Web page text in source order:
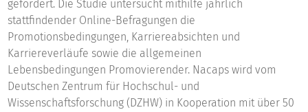
gefördert. Die Studie untersucht mithilfe jährlich
stattfindender Online-Befragungen die
Promotionsbedingungen, Karriereabsichten und
Karriereverläufe sowie die allgemeinen
Lebensbedingungen Promovierender. Nacaps wird vom
Deutschen Zentrum für Hochschul- und
Wissenschaftsforschung (DZHW) in Kooperation mit über 50